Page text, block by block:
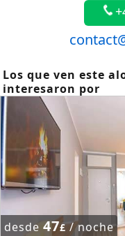
Los que ven este
interesaron por
desde 47£/ noche